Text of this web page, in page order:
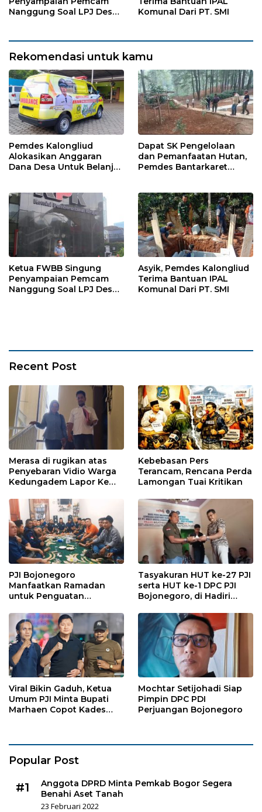
Nanggung Soal LPJ Desa
Komunal Dari PT. SMI
Rekomendasi untuk kamu
Pemdes Kalongliud
Alokasikan Anggaran
Dana Desa Untuk Belanja
Dapat SK Pengelolaan
dan Pemanfaatan Hutan,
Pemdes Bantarkaret
Ketua FWBB Singung
Penyampaian Pemcam
Nanggung Soal LPJ Desa
Asyik, Pemdes Kalongliud
Terima Bantuan IPAL
Komunal Dari PT. SMI
Recent Post
Merasa di rugikan atas
Penyebaran Vidio Warga
Kedungadem Lapor Ke
Kebebasan Pers
Terancam, Rencana Perda
Lamongan Tuai Kritikan
PJI Bojonegoro
Manfaatkan Ramadan
untuk Penguatan
Kebersamaan
Tasyakuran HUT ke-27 PJI
serta HUT ke-1 DPC PJI
Bojonegoro, di Hadiri
Viral Bikin Gaduh, Ketua
Umum PJI Minta Bupati
Marhaen Copot Kades
Mochtar Setijohadi Siap
Pimpin DPC PDI
Perjuangan Bojonegoro
Popular Post
#1
Anggota DPRD Minta Pemkab Bogor Segera
Benahi Aset Tanah
23 Februari 2022